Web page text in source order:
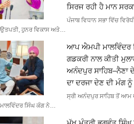
ਸਿਰਜ ਰਹੀ ਹੈ ਮਾਨ
ਪੰਜਾਬ ਵਿਧਾਨ ਸਭਾ ਵਿੱਚ
ਉਤਪਤੀ, ਹੁਨਰ ਵਿਕਾਸ ਅਤੇ…
ਆਪ ਐਮਪੀ ਮਾਲਵਿੰਦਰ
ਗਡਕਰੀ ਨਾਲ ਕੀਤੀ
ਅਨੰਦਪੁਰ ਸਾਹਿਬ–ਨੈਣਾ
ਦਾ ਦਰਜਾ ਦੇਣ ਦੀ ਮੰਗ
ਸ੍ਰੀ ਅਨੰਦਪੁਰ ਸਾਹਿਬ ਤੋਂ
ਮਾਲਵਿੰਦਰ ਸਿੰਘ ਕੰਗ ਨੇ…